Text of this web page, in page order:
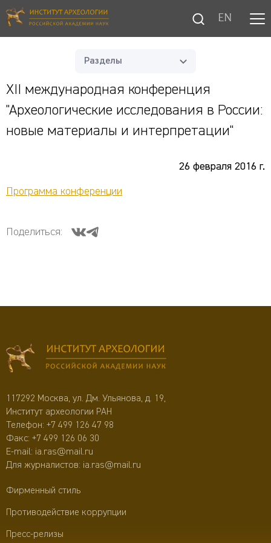
EN
Разделы
XII международная конференция
"Археологические исследования в России:
новые материалы и интерпретации"
26 февраля 2016 г.
Программа конференции
Поделиться:
117292 Москва, ул. Дм. Ульянова, д. 19,
Институт археологии РАН
Телефон: +7 499 126 47 98
Факс: +7 499 126 06 30
E-mail: ia.ras@mail.ru
Для журналистов: ia.ras@mail.ru
Фирменный стиль
Противодействие коррупции
Пресс-релизы